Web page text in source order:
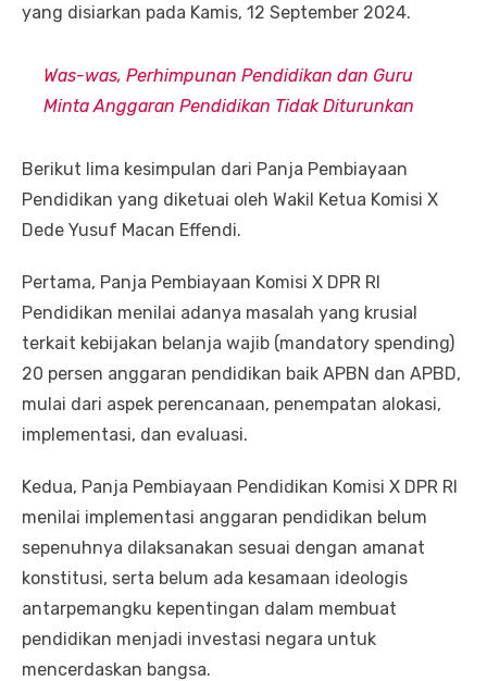
yang disiarkan pada Kamis, 12 September 2024.
Was-was, Perhimpunan Pendidikan dan Guru
Minta Anggaran Pendidikan Tidak Diturunkan
Berikut lima kesimpulan dari Panja Pembiayaan
Pendidikan yang diketuai oleh Wakil Ketua Komisi X
Dede Yusuf Macan Effendi.
Pertama, Panja Pembiayaan Komisi X DPR RI
Pendidikan menilai adanya masalah yang krusial
terkait kebijakan belanja wajib (mandatory spending)
20 persen anggaran pendidikan baik APBN dan APBD,
mulai dari aspek perencanaan, penempatan alokasi,
implementasi, dan evaluasi.
Kedua, Panja Pembiayaan Pendidikan Komisi X DPR RI
menilai implementasi anggaran pendidikan belum
sepenuhnya dilaksanakan sesuai dengan amanat
konstitusi, serta belum ada kesamaan ideologis
antarpemangku kepentingan dalam membuat
pendidikan menjadi investasi negara untuk
mencerdaskan bangsa.